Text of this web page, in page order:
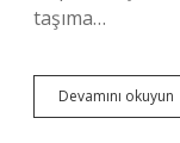
taşıma…
Devamını okuyun